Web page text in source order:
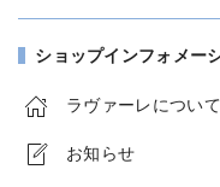
ショップインフォメー
ラヴァーレについて
お知らせ